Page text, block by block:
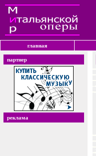
главная
партнер
реклама